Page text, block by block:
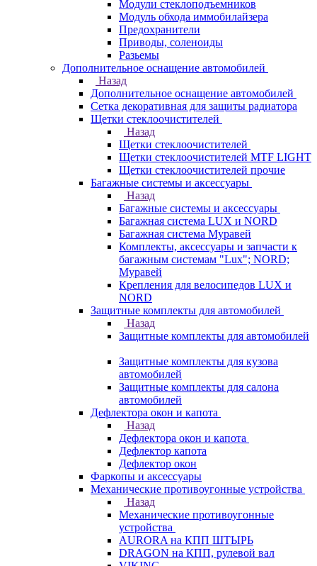
Модули стеклоподъемников
Модуль обхода иммобилайзера
Предохранители
Приводы, соленоиды
Разьемы
Дополнительное оснащение автомобилей
Назад
Дополнительное оснащение автомобилей
Сетка декоративная для защиты радиатора
Щетки стеклоочистителей
Назад
Щетки стеклоочистителей
Щетки стеклоочистителей MTF LIGHT
Щетки стеклоочистителей прочие
Багажные системы и аксессуары
Назад
Багажные системы и аксессуары
Багажная система LUX и NORD
Багажная система Муравей
Комплекты, аксессуары и запчасти к
багажным системам "Lux"; NORD;
Муравей
Крепления для велосипедов LUX и
NORD
Защитные комплекты для автомобилей
Назад
Защитные комплекты для автомобилей
Защитные комплекты для кузова
автомобилей
Защитные комплекты для салона
автомобилей
Дефлектора окон и капота
Назад
Дефлектора окон и капота
Дефлектор капота
Дефлектор окон
Фаркопы и аксессуары
Механические противоугонные устройства
Назад
Механические противоугонные
устройства
AURORA на КПП ШТЫРЬ
DRAGON на КПП, рулевой вал